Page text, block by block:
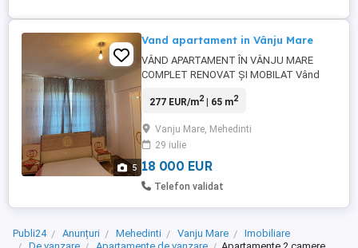
5
Vand apartament in Vânju Mare
VÂND APARTAMENT ÎN VÂNJU MARE
COMPLET RENOVAT ȘI MOBILAT Vând
mobilat, situat în Vânju Mare, județul
mutat, renovat integral și mobilat, fiind o
alegere potrivită atât pentru o familie, cât
și pentru investiție. Complet ...
277 EUR/m2| 65 m2
Vanju Mare, Mehedinti
29 iulie
18 000 EUR
Telefon validat
Publi24 Anunțuri Mehedinti Vanju Mare
Imobiliare